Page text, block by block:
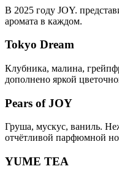
В 2025 году JOY.
аромата в каждом.
Tokyo Dream
Клубника, малина,
дополнено яркой
Pears of JOY
Груша, мускус, ваниль.
отчётливой парфюмной
YUME TEA